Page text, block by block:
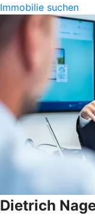
Immobilie suchen
Dietrich